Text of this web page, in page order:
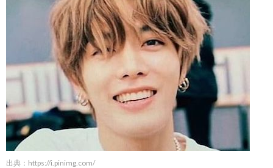
出典： https://i.pinimg.com/